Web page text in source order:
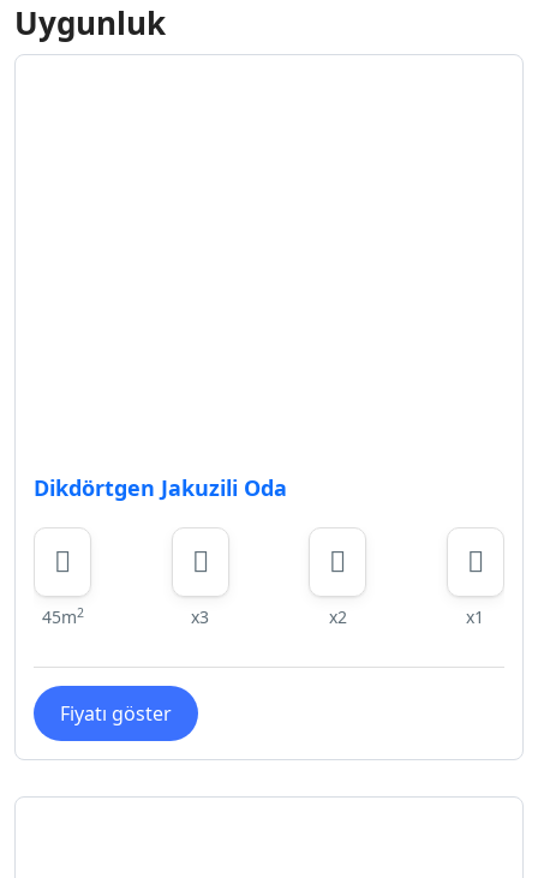
Uygunluk
Dikdörtgen Jakuzili Oda
45m2 x3 x2 x1
Fiyatı göster